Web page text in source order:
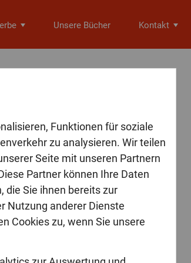
Funktionen für soziale
zu analysieren. Wir teilen
Seite mit unseren Partnern
Partner können Ihre Daten
Sie ihnen bereits zur
Nutzung anderer Dienste
Cookies zu, wenn Sie unsere
Unsere Bücher Kontakt